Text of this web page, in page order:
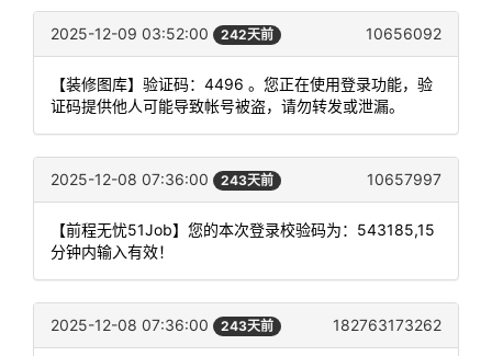
2025-12-09 03:52:00 242天前 10656092
【装修图库】验证码：4496 。您正在使用登录功能，验
证码提供他人可能导致帐号被盗，请勿转发或泄漏。
2025-12-08 07:36:00 243天前 10657997
【前程无忧51Job】您的本次登录校验码为：543185,15
分钟内输入有效！
2025-12-08 07:36:00 243天前 182763173262